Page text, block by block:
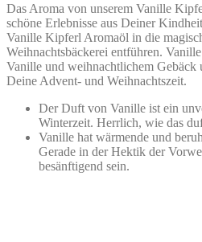
Das Aroma von unserem Vanille
schöne Erlebnisse aus Deiner
Vanille Kipferl Aromaöl in die
Weihnachtsbäckerei entführen.
Vanille und weihnachtlichem Gebäck
Deine Advent- und Weihnachtszeit.
Der Duft von Vanille ist ein
Winterzeit. Herrlich, wie das
Vanille hat wärmende und
Gerade in der Hektik der
besänftigend sein.